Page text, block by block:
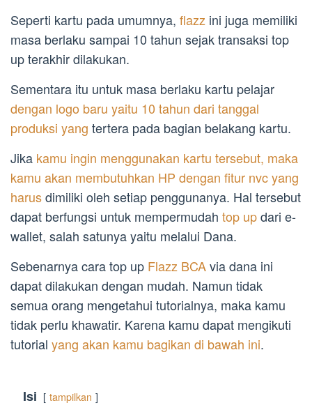
Seperti kartu pada umumnya, flazz ini juga memiliki
masa berlaku sampai 10 tahun sejak transaksi top
up terakhir dilakukan.
Sementara itu untuk masa berlaku kartu pelajar
dengan logo baru yaitu 10 tahun dari tanggal
produksi yang tertera pada bagian belakang kartu.
Jika kamu ingin menggunakan kartu tersebut, maka
kamu akan membutuhkan HP dengan fitur nvc yang
harusdimiliki oleh setiap penggunanya. Hal tersebut
dapat berfungsi untuk mempermudah top updari e-
wallet, salah satunya yaitu melalui Dana.
Sebenarnya cara top up Flazz BCAvia dana ini
dapat dilakukan dengan mudah. Namun tidak
semua orang mengetahui tutorialnya, maka kamu
tidak perlu khawatir. Karena kamu dapat mengikuti
tutorial yang akan kamu bagikan di bawah ini.
Isi tampilkan